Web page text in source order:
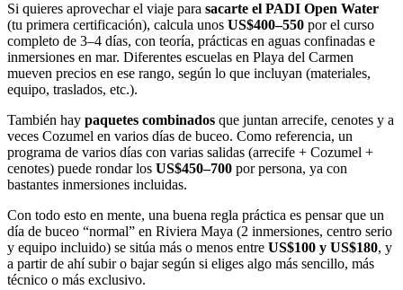
Si quieres aprovechar el viaje para sacarte el PADI Open Water
(tu primera certificación), calcula unos US$400–550 por el curso
completo de 3–4 días, con teoría, prácticas en aguas confinadas e
inmersiones en mar. Diferentes escuelas en Playa del Carmen
mueven precios en ese rango, según lo que incluyan (materiales,
equipo, traslados, etc.).
También hay paquetes combinados que juntan arrecife, cenotes y a
veces Cozumel en varios días de buceo. Como referencia, un
programa de varios días con varias salidas (arrecife + Cozumel +
cenotes) puede rondar los US$450–700 por persona, ya con
bastantes inmersiones incluidas.
Con todo esto en mente, una buena regla práctica es pensar que un
día de buceo “normal” en Riviera Maya (2 inmersiones, centro serio
y equipo incluido) se sitúa más o menos entre US$100 y US$180, y
a partir de ahí subir o bajar según si eliges algo más sencillo, más
técnico o más exclusivo.